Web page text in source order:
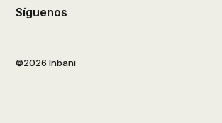
Síguenos
©2026 Inbani